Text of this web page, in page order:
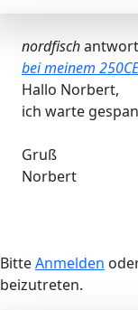
nordfisch
bei meinem 250CE
Hallo Norbert,
ich warte
Gruß
Norbert
BitteAnmelden
beizutreten.